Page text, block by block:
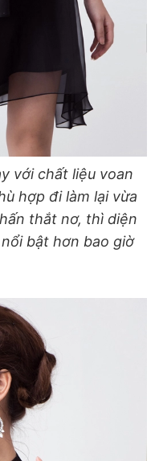
với chất liệu voan
hợp đi làm lại vừa
thắt nơ, thì diện
bật hơn bao giờ